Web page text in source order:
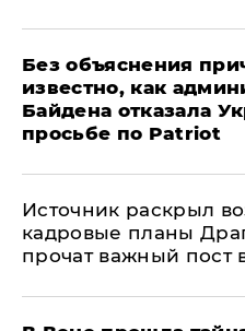
Без объяснения
известно, как
Байдена отказала
просьбе по Patriot
​Источник раскрыл
кадровые планы
прочат важный пост